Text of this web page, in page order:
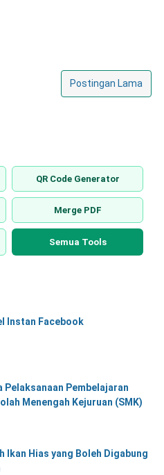
Postingan Lama
QR Code Generator
Merge PDF
Semua Tools
Instan Facebook
Pelaksanaan Pembelajaran
Menengah Kejuruan (SMK)
Ikan Hias yang Boleh Digabung